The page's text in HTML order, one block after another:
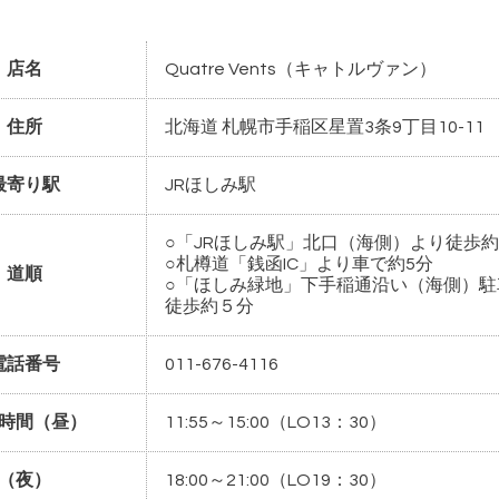
店名 Quatre Vents（キャトルヴァン）
住所 北海道 札幌市手稲区星置3条9丁目10-11
寄り駅 JRほしみ駅
道順
○「JRほしみ駅」北口（海側）より徒歩
○札樽道「銭函IC」より車で約5分
○「ほしみ緑地」下手稲通沿い（海側）駐
徒歩約５分
話番号 011-676-4116
間（昼） 11:55～15:00（LO13：30）
夜） 18:00～21:00（LO19：30）